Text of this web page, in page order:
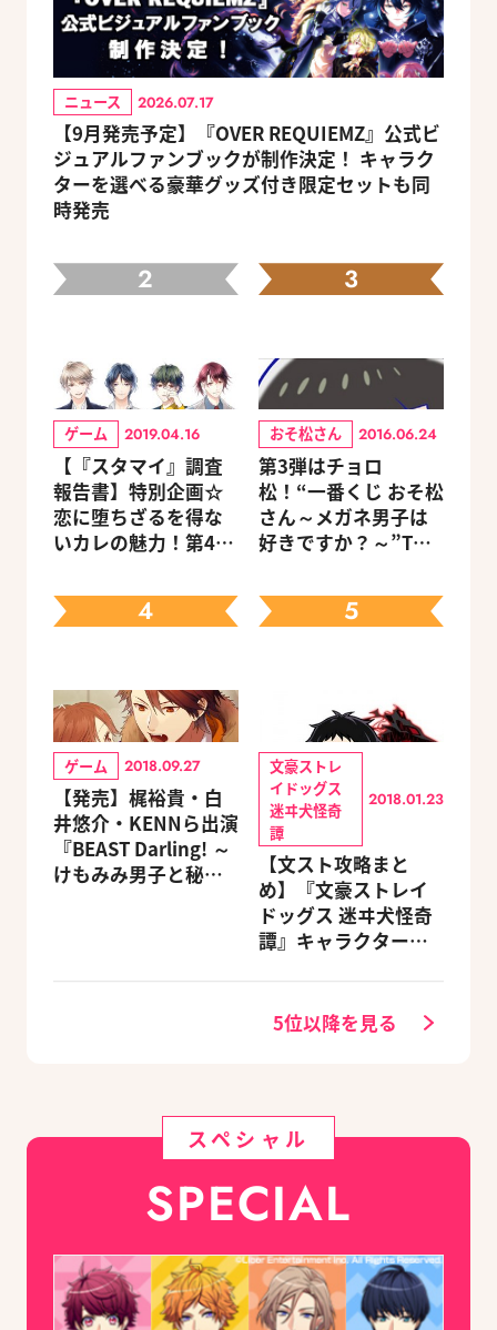
ニュース 2026.07.17
【9月発売予定】『OVER REQUIEMZ』公式ビ
ジュアルファンブックが制作決定！ キャラク
ターを選べる豪華グッズ付き限定セットも同
時発売
2
ゲーム 2019.04.16
【『スタマイ』調査
報告書】特別企画☆
恋に堕ちざるを得な
いカレの魅力！第4
3
おそ松さん 2016.06.24
第3弾はチョロ
松！“一番くじ おそ松
さん～メガネ男子は
好きですか？～”Twit
4
ゲーム 2018.09.27
【発売】梶裕貴・白
井悠介・KENNら出演
『BEAST Darling! ～
けもみみ男子と秘密
5
文豪ストレ
イドッグス
迷ヰ犬怪奇
譚
2018.01.23
【文スト攻略まと
め】『文豪ストレイ
ドッグス 迷ヰ犬怪奇
譚』キャラクターの
5位以降を見る
スペシャル
SPECIAL